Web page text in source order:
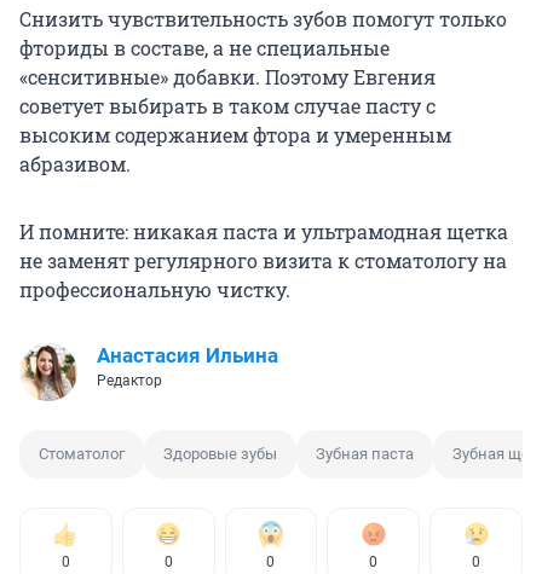
Снизить чувствительность зубов помогут только
фториды в составе, а не специальные
«сенситивные» добавки. Поэтому Евгения
советует выбирать в таком случае пасту с
высоким содержанием фтора и умеренным
абразивом.
И помните: никакая паста и ультрамодная щетка
не заменят регулярного визита к стоматологу на
профессиональную чистку.
Анастасия Ильина
Редактор
Стоматолог Здоровые зубы Зубная паста Зубная
0 0 0 0 0